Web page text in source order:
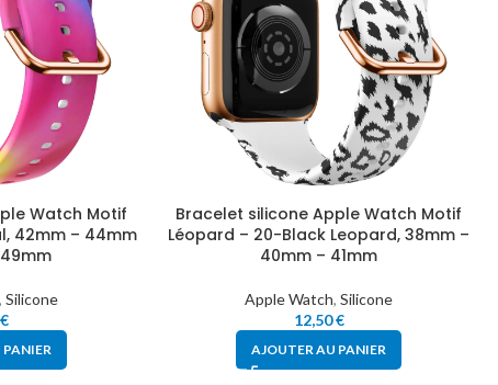
Watch Motif
42mm – 44mm
, Silicone
€
Bracelet silicone Apple Watch Motif
Léopard – 20-Black Leopard, 38mm –
40mm – 41mm
Apple Watch,Silicone
12,50€
AJOUTER AU PANIER